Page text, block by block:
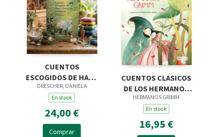
CUENTOS
ESCOGIDOS DE HANS
CHRISTIAN
ANDERSEN
DRESCHER, DANIELA
En stock
24,00 €
Comprar
CUENTOS CLASICOS
DE LOS HERMANOS
GRIMM
HERMANOS GRIMM
En stock
16,95 €